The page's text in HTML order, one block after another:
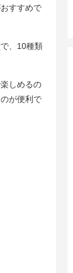
すすめで
、10種類
しめるの
が便利で